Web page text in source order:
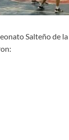
Salteño de